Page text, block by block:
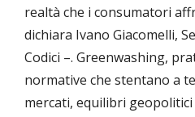
realtà che i consumatori
dichiara Ivano Giacomelli,
Codici –. Greenwashing,
normative che stentano a
mercati, equilibri